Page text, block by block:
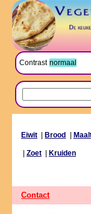
Contrast normaal
Eiwit Brood
Zoet Kruiden
Contact